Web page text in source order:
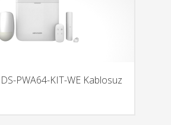
PWA64-KIT-WE Kablosuz